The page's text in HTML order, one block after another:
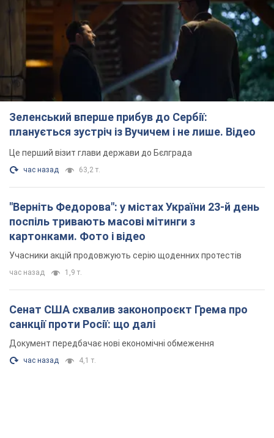
"Верніть Федорова": у містах України 23-й день
поспіль тривають масові мітинги з
картонками. Фото і відео
Учасники акцій продовжують серію щоденних протестів
час назад 1,9 т.
Сенат США схвалив законопроєкт Грема про
санкції проти Росії: що далі
Документ передбачає нові економічні обмеження
час назад 4,1 т.